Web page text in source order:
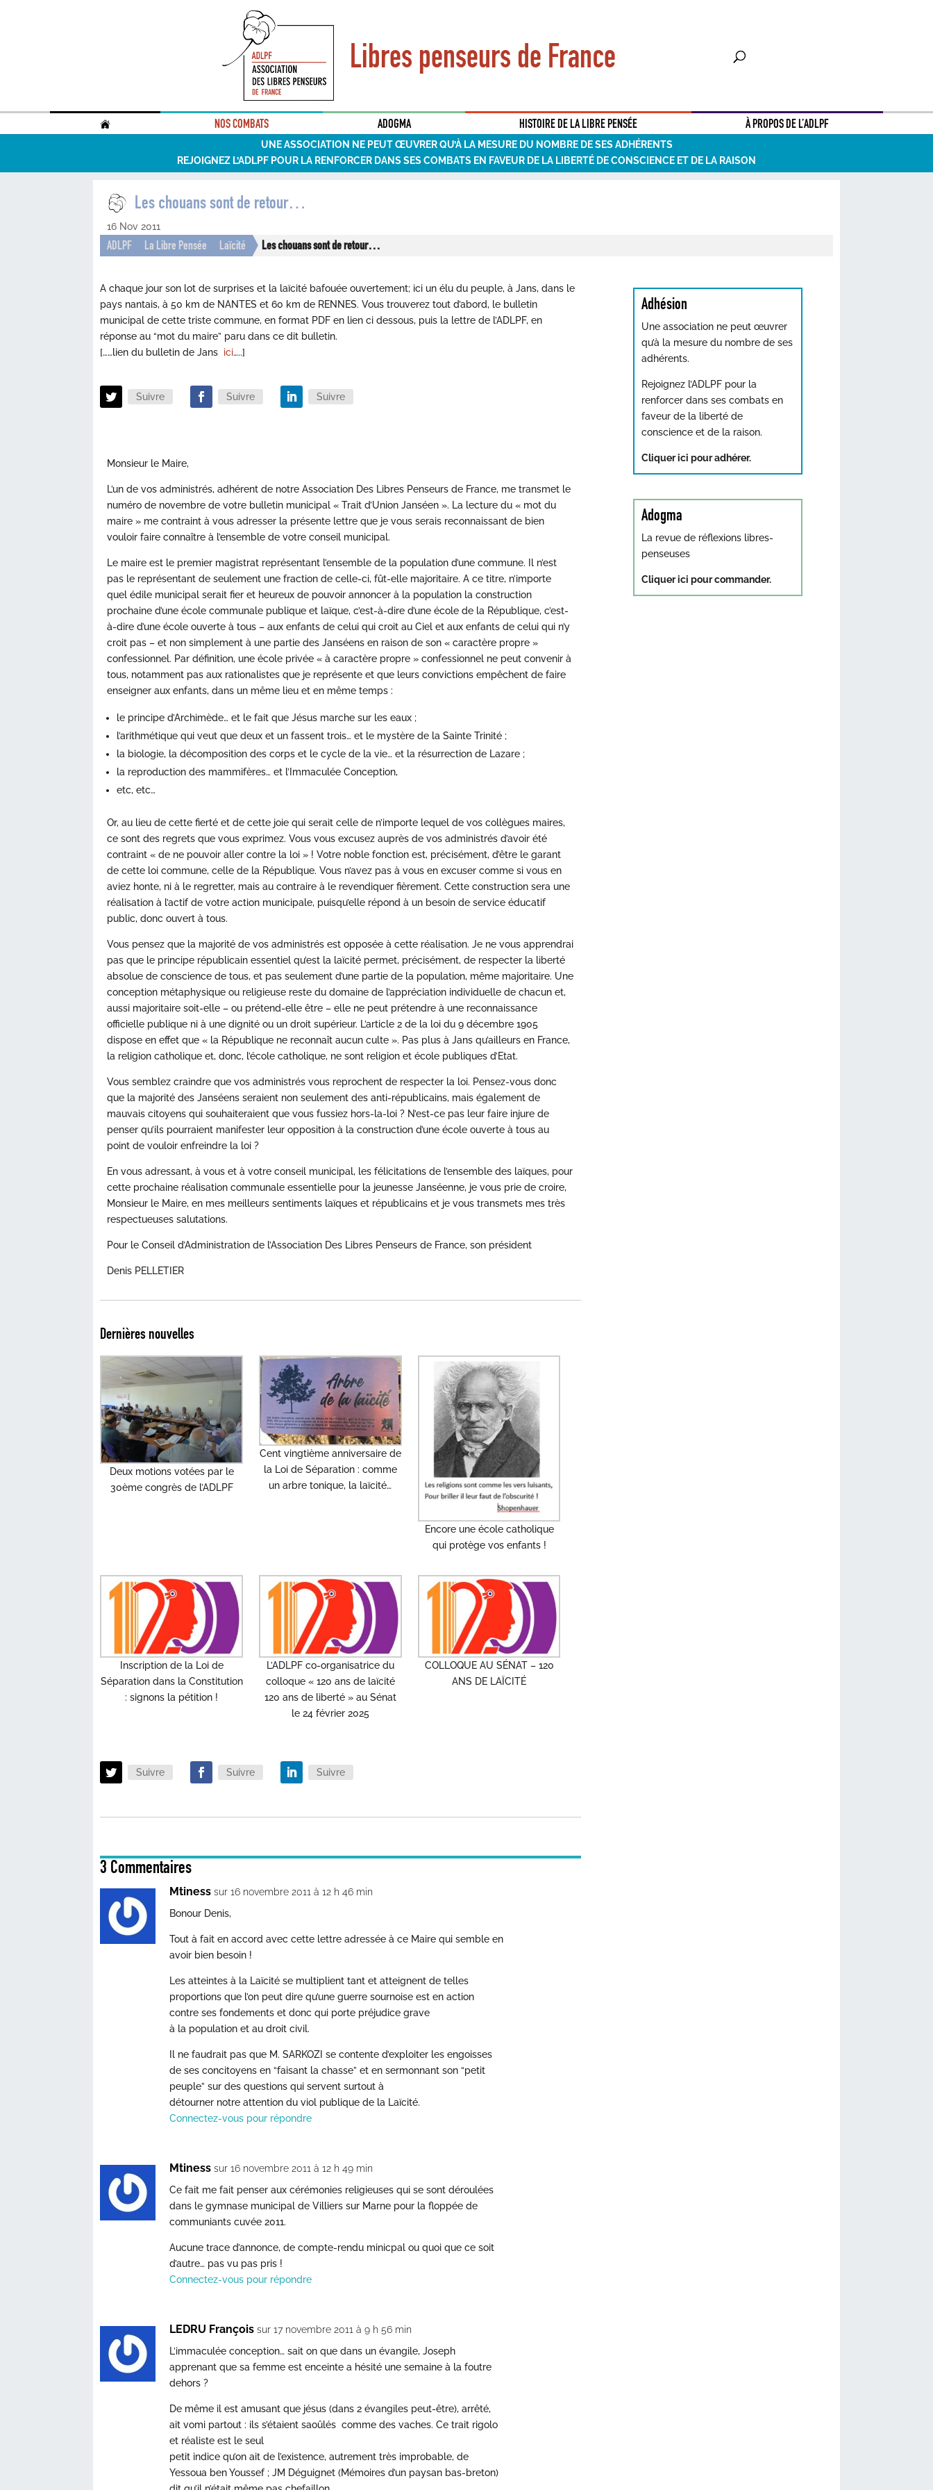
Libres penseurs de France
. NOS COMBATS ADOGMA HISTOIRE DE LA LIBRE PENSÉE À PROPOS DE L’ADLPF
UNE ASSOCIATION NE PEUT ŒUVRER QU’À LA MESURE DU NOMBRE DE SES ADHÉRENTS
REJOIGNEZ L’ADLPF POUR LA RENFORCER DANS SES COMBATS EN FAVEUR DE LA LIBERTÉ DE CONSCIENCE ET DE LA RAISON
Les chouans sont de retour…
16 Nov 2011
ADLPF La Libre Pensée Laïcité Les chouans sont de retour…
A chaque jour son lot de surprises et la laïcité bafouée ouvertement; ici un élu du peuple, à Jans, dans le
pays nantais, à 50 km de NANTES et 60 km de RENNES. Vous trouverez tout d’abord, le bulletin
municipal de cette triste commune, en format PDF en lien ci dessous, puis la lettre de l’ADLPF, en
réponse au “mot du maire” paru dans ce dit bulletin.
[……lien du bulletin de Jans ici…..]
Suivre Suivre Suivre
Monsieur le Maire,
L’un de vos administrés, adhérent de notre Association Des Libres Penseurs de France, me transmet le
numéro de novembre de votre bulletin municipal « Trait d’Union Janséen ». La lecture du « mot du
maire » me contraint à vous adresser la présente lettre que je vous serais reconnaissant de bien
vouloir faire connaître à l’ensemble de votre conseil municipal.
Le maire est le premier magistrat représentant l’ensemble de la population d’une commune. Il n’est
pas le représentant de seulement une fraction de celle-ci, fût-elle majoritaire. A ce titre, n’importe
quel édile municipal serait fier et heureux de pouvoir annoncer à la population la construction
prochaine d’une école communale publique et laïque, c’est-à-dire d’une école de la République, c’est-
à-dire d’une école ouverte à tous – aux enfants de celui qui croit au Ciel et aux enfants de celui qui n’y
croit pas – et non simplement à une partie des Janséens en raison de son « caractère propre »
confessionnel. Par définition, une école privée « à caractère propre » confessionnel ne peut convenir à
tous, notamment pas aux rationalistes que je représente et que leurs convictions empêchent de faire
enseigner aux enfants, dans un même lieu et en même temps :
le principe d’Archimède… et le fait que Jésus marche sur les eaux ;
l’arithmétique qui veut que deux et un fassent trois… et le mystère de la Sainte Trinité ;
la biologie, la décomposition des corps et le cycle de la vie… et la résurrection de Lazare ;
la reproduction des mammifères… et l’Immaculée Conception,
etc, etc…
Or, au lieu de cette fierté et de cette joie qui serait celle de n’importe lequel de vos collègues maires,
ce sont des regrets que vous exprimez. Vous vous excusez auprès de vos administrés d’avoir été
contraint « de ne pouvoir aller contre la loi » ! Votre noble fonction est, précisément, d’être le garant
de cette loi commune, celle de la République. Vous n’avez pas à vous en excuser comme si vous en
aviez honte, ni à le regretter, mais au contraire à le revendiquer fièrement. Cette construction sera une
réalisation à l’actif de votre action municipale, puisqu’elle répond à un besoin de service éducatif
public, donc ouvert à tous.
Vous pensez que la majorité de vos administrés est opposée à cette réalisation. Je ne vous apprendrai
pas que le principe républicain essentiel qu’est la laïcité permet, précisément, de respecter la liberté
absolue de conscience de tous, et pas seulement d’une partie de la population, même majoritaire. Une
conception métaphysique ou religieuse reste du domaine de l’appréciation individuelle de chacun et,
aussi majoritaire soit-elle – ou prétend-elle être – elle ne peut prétendre à une reconnaissance
officielle publique ni à une dignité ou un droit supérieur. L’article 2 de la loi du 9 décembre 1905
dispose en effet que « la République ne reconnaît aucun culte ». Pas plus à Jans qu’ailleurs en France,
la religion catholique et, donc, l’école catholique, ne sont religion et école publiques d’Etat.
Vous semblez craindre que vos administrés vous reprochent de respecter la loi. Pensez-vous donc
que la majorité des Janséens seraient non seulement des anti-républicains, mais également de
mauvais citoyens qui souhaiteraient que vous fussiez hors-la-loi ? N’est-ce pas leur faire injure de
penser qu’ils pourraient manifester leur opposition à la construction d’une école ouverte à tous au
point de vouloir enfreindre la loi ?
En vous adressant, à vous et à votre conseil municipal, les félicitations de l’ensemble des laïques, pour
cette prochaine réalisation communale essentielle pour la jeunesse Janséenne, je vous prie de croire,
Monsieur le Maire, en mes meilleurs sentiments laïques et républicains et je vous transmets mes très
respectueuses salutations.
Pour le Conseil d’Administration de l’Association Des Libres Penseurs de France, son président
Denis PELLETIER
Dernières nouvelles
Deux motions votées par le
30ème congrès de l’ADLPF
Cent vingtième anniversaire de
la Loi de Séparation : comme
un arbre tonique, la laïcité…
Encore une école catholique
qui protège vos enfants !
Inscription de la Loi de
Séparation dans la Constitution
: signons la pétition !
L’ADLPF co-organisatrice du
colloque « 120 ans de laïcité
120 ans de liberté » au Sénat
le 24 février 2025
COLLOQUE AU SÉNAT – 120
ANS DE LAÏCITÉ
Suivre Suivre Suivre
3 Commentaires
Mtiness sur 16 novembre 2011 à 12 h 46 min
Bonour Denis,
Tout à fait en accord avec cette lettre adressée à ce Maire qui semble en
avoir bien besoin !
Les atteintes à la Laïcité se multiplient tant et atteignent de telles
proportions que l’on peut dire qu’une guerre sournoise est en action
contre ses fondements et donc qui porte préjudice grave
à la population et au droit civil.
Il ne faudrait pas que M. SARKOZI se contente d’exploiter les engoisses
de ses concitoyens en “faisant la chasse” et en sermonnant son “petit
peuple” sur des questions qui servent surtout à
détourner notre attention du viol publique de la Laïcité.
Connectez-vous pour répondre
Mtiness sur 16 novembre 2011 à 12 h 49 min
Ce fait me fait penser aux cérémonies religieuses qui se sont déroulées
dans le gymnase municipal de Villiers sur Marne pour la floppée de
communiants cuvée 2011.
Aucune trace d’annonce, de compte-rendu minicpal ou quoi que ce soit
d’autre… pas vu pas pris !
Connectez-vous pour répondre
LEDRU François sur 17 novembre 2011 à 9 h 56 min
L’immaculée conception… sait on que dans un évangile, Joseph
apprenant que sa femme est enceinte a hésité une semaine à la foutre
dehors ?
De même il est amusant que jésus (dans 2 évangiles peut-être), arrêté,
ait vomi partout : ils s’étaient saoûlés comme des vaches. Ce trait rigolo
et réaliste est le seul
petit indice qu’on ait de l’existence, autrement très improbable, de
Yessoua ben Youssef ; JM Déguignet (Mémoires d’un paysan bas-breton)
Adhésion
Une association ne peut œuvrer
qu’à la mesure du nombre de ses
adhérents.
Rejoignez l’ADLPF pour la
renforcer dans ses combats en
faveur de la liberté de
conscience et de la raison.
Cliquer ici pour adhérer.
Adogma
La revue de réflexions libres-
penseuses
Cliquer ici pour commander.